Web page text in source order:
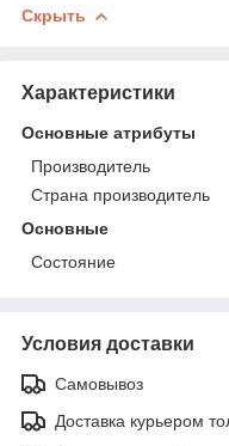
Скрыть
Характеристики
Основные атрибуты
Производитель
Страна производитель
Основные
Состояние
Условия доставки
Самовывоз
Доставка курьером